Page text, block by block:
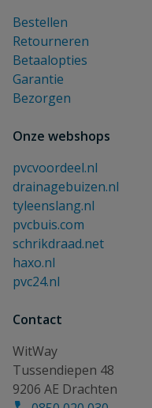
Bestellen
Retourneren
Betaalopties
Garantie
Bezorgen
Onze webshops
pvcvoordeel.nl
drainagebuizen.nl
tyleenslang.nl
pvcbuis.com
schrikdraad.net
haxo.nl
pvc24.nl
Contact
WitWay
Tussendiepen 48
9206 AE Drachten